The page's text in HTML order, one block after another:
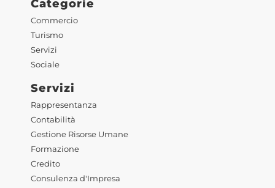
Categorie
Commercio
Turismo
Servizi
Sociale
Servizi
Rappresentanza
Contabilità
Gestione Risorse Umane
Formazione
Credito
Consulenza d'Impresa